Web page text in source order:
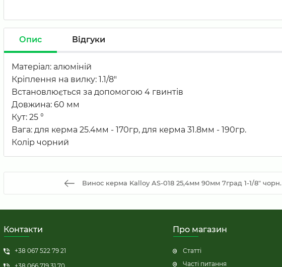
Опис Відгуки
Матеріал: алюміній
Кріплення на вилку: 1.1/8"
Встановлюється за допомогою 4 гвинтів
Довжина: 60 мм
Кут: 25 °
Вага: для керма 25.4мм - 170гр, для керма 31.8мм - 190гр.
Колір чорний
Винос керма Kalloy AS-018 25,4мм 90мм 7град 1-1/8" чорн.
Контакти
+38 067 522 79 21
Про магазин
Статті
Часті питання